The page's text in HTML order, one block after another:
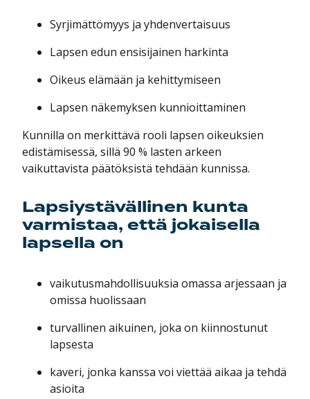
Syrjimättömyys ja yhdenvertaisuus
Lapsen edun ensisijainen harkinta
Oikeus elämään ja kehittymiseen
Lapsen näkemyksen kunnioittaminen
Kunnilla on merkittävä rooli lapsen oikeuksien
edistämisessä, sillä 90 % lasten arkeen
vaikuttavista päätöksistä tehdään kunnissa.
Lapsiystävällinen kunta
varmistaa, että jokaisella
lapsella on
vaikutusmahdollisuuksia omassa arjessaan ja
omissa huolissaan
turvallinen aikuinen, joka on kiinnostunut
lapsesta
kaveri, jonka kanssa voi viettää aikaa ja tehdä
asioita